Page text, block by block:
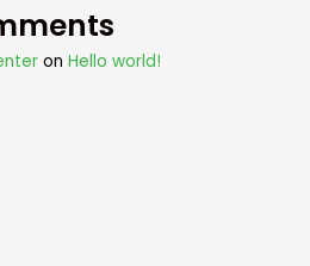
onHello world!